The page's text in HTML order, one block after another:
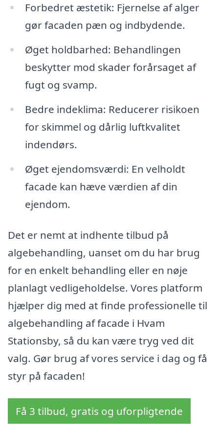
Forbedret æstetik: Fjernelse af alger
gør facaden pæn og indbydende.
Øget holdbarhed: Behandlingen
beskytter mod skader forårsaget af
fugt og svamp.
Bedre indeklima: Reducerer risikoen
for skimmel og dårlig luftkvalitet
indendørs.
Øget ejendomsværdi: En velholdt
facade kan hæve værdien af din
ejendom.
Det er nemt at indhente tilbud på
algebehandling, uanset om du har brug
for en enkelt behandling eller en nøje
planlagt vedligeholdelse. Vores platform
hjælper dig med at finde professionelle til
algebehandling af facade i Hvam
Stationsby, så du kan være tryg ved dit
valg. Gør brug af vores service i dag og få
styr på facaden!
Få 3 tilbud, gratis og uforpligtende